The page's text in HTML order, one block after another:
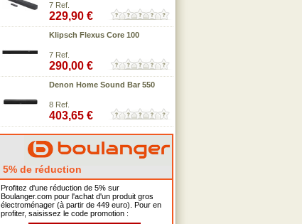
7 Ref.
229,90 €
Klipsch Flexus Core 100
7 Ref.
290,00 €
Denon Home Sound Bar 550
8 Ref.
403,65 €
5% de réduction
Profitez d'une réduction de 5% sur
Boulanger.com pour l'achat d'un produit gros
électroménager (à partir de 449 euro). Pour en
profiter, saisissez le code promotion :